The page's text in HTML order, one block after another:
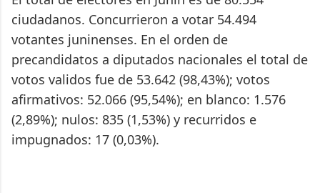
ciudadanos. Concurrieron a votar 54.494
votantes juninenses. En el orden de
precandidatos a diputados nacionales el total de
votos validos fue de 53.642 (98,43%); votos
afirmativos: 52.066 (95,54%); en blanco: 1.576
(2,89%); nulos: 835 (1,53%) y recurridos e
impugnados: 17 (0,03%).